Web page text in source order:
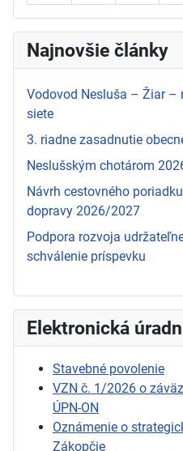
Najnovšie články
Vodovod Nesluša – Žiar –
siete
3. riadne zasadnutie
Neslušským chotárom
Návrh cestovného
dopravy 2026/2027
Podpora rozvoja
schválenie príspevku
Elektronická
Stavebné povolenie
VZN č. 1/2026 o
ÚPN-ON
Oznámenie o
Zákopčie